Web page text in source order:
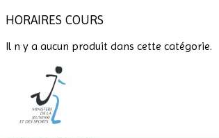
HORAIRES COURS
Il n y a aucun produit dans cette catégorie.